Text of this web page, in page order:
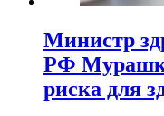
Министр
РФ
риска для